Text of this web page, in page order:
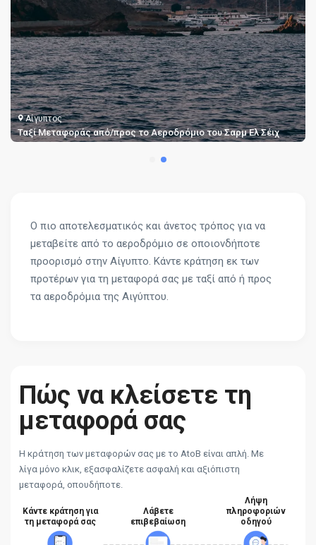
Αίγυπτος
Ταξί Μεταφοράς από/προς το Αεροδρόμιο του Σαρμ Ελ Σέιχ
Ο πιο αποτελεσματικός και άνετος τρόπος για να
μεταβείτε από το αεροδρόμιο σε οποιονδήποτε
προορισμό στην Αίγυπτο. Κάντε κράτηση εκ των
προτέρων για τη μεταφορά σας με ταξί από ή προς
τα αεροδρόμια της Αιγύπτου.
Πώς να κλείσετε τη
μεταφορά σας
Η κράτηση των μεταφορών σας με το AtoB είναι απλή. Με
λίγα μόνο κλικ, εξασφαλίζετε ασφαλή και αξιόπιστη
μεταφορά, οπουδήποτε.
Κάντε κράτηση για
τη μεταφορά σας
Λάβετε
επιβεβαίωση
Λήψη
πληροφοριών
οδηγού